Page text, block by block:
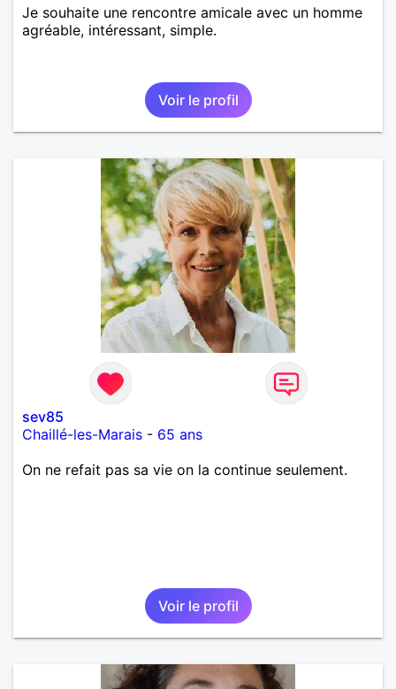
Je souhaite une rencontre amicale avec un homme
agréable, intéressant, simple.
Voir le profil
sev85
Chaillé-les-Marais - 65 ans
On ne refait pas sa vie on la continue seulement.
Voir le profil